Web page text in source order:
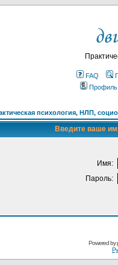
FAQ
Профиль
психология, НЛП,
Введите ваше
Имя:
Пароль:
Powered by